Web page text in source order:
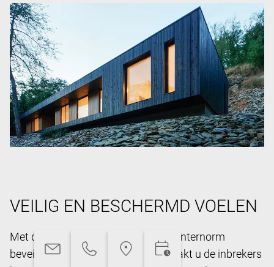
VEILIG EN BESCHERMD VOELEN
Met de uitgekiende technieken van Internorm